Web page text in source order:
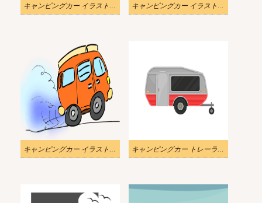
キャンピングカー イラスト 背景透明2 キャンピングカー イラスト 背景透明3
キャンピングカー イラスト 背景透明 4 キャンピングカー トレーラー イラスト 1